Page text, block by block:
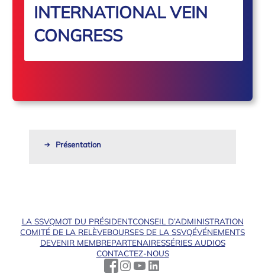
INTERNATIONAL VEIN
CONGRESS
Présentation
LA SSVQMOT DU PRÉSIDENTCONSEIL D’ADMINISTRATION
COMITÉ DE LA RELÈVEBOURSES DE LA SSVQÉVÉNEMENTS
DEVENIR MEMBREPARTENAIRESSÉRIES AUDIOS
CONTACTEZ-NOUS